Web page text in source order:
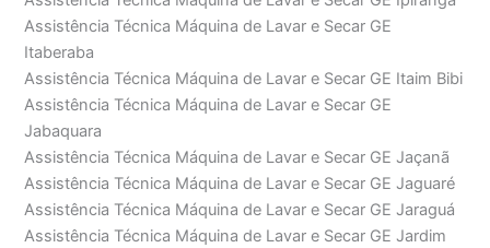
Assistência Técnica Máquina de Lavar e Secar GE
Itaberaba
Assistência Técnica Máquina de Lavar e Secar GE Itaim Bibi
Assistência Técnica Máquina de Lavar e Secar GE
Jabaquara
Assistência Técnica Máquina de Lavar e Secar GE Jaçanã
Assistência Técnica Máquina de Lavar e Secar GE Jaguaré
Assistência Técnica Máquina de Lavar e Secar GE Jaraguá
Assistência Técnica Máquina de Lavar e Secar GE Jardim